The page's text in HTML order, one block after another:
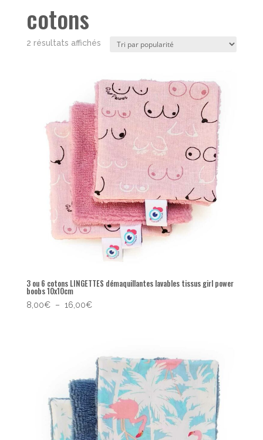
cotons
2 résultats affichésTrié
3 ou 6 cotons LINGETTES démaquillantes lavables tissus girl power
boobs 10x10cm
8,00€ – 16,00€Plage
16,00€